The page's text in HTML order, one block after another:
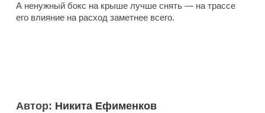
А ненужный бокс на крыше лучше снять — на трассе
его влияние на расход заметнее всего.
Автор: Никита Ефименков